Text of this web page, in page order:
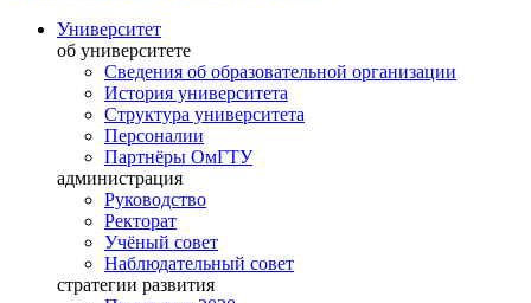
Университет
об университете
Сведения об образовательной организации
История университета
Структура университета
Персоналии
Партнёры ОмГТУ
администрация
Руководство
Ректорат
Учёный совет
Наблюдательный совет
стратегии развития